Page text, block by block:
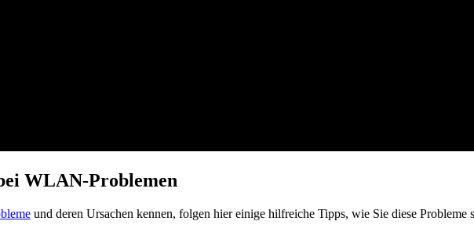
WLAN-Problemen
und deren Ursachen kennen, folgen hier einige hilfreiche Tipps, wie Sie diese Probleme